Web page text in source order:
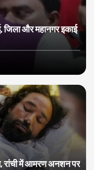
जिला और महानगर इकाई
रांची में आमरण अनशन पर